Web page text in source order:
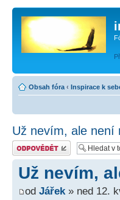
Obsah fóra ‹ Inspirace k
Už nevím, ale není
Odeslat odpověď
Už nevím,
od Jářek» ned 12.